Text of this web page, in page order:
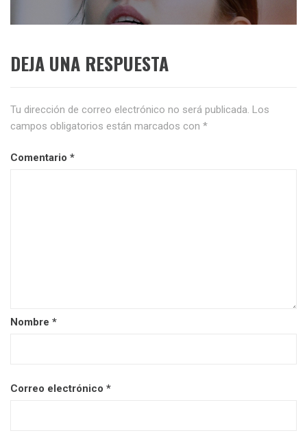
DEJA UNA RESPUESTA
Tu dirección de correo electrónico no será publicada. Los
campos obligatorios están marcados con *
Comentario *
Nombre *
Correo electrónico *